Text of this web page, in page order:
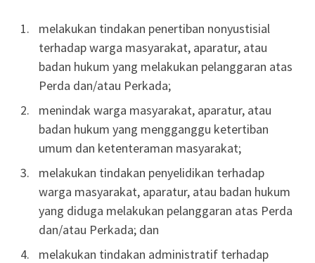
melakukan tindakan penertiban nonyustisial
terhadap warga masyarakat, aparatur, atau
badan hukum yang melakukan pelanggaran atas
Perda dan/atau Perkada;
menindak warga masyarakat, aparatur, atau
badan hukum yang mengganggu ketertiban
umum dan ketenteraman masyarakat;
melakukan tindakan penyelidikan terhadap
warga masyarakat, aparatur, atau badan hukum
yang diduga melakukan pelanggaran atas Perda
dan/atau Perkada; dan
melakukan tindakan administratif terhadap